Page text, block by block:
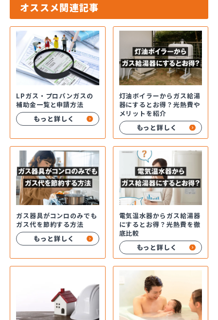
オススメ関連記事
LPガス・プロパンガスの
補助金一覧と申請方法
もっと詳しく
灯油ボイラーからガス給湯
器にするとお得？光熱費や
メリットを紹介
もっと詳しく
ガス器具がコンロのみでも
ガス代を節約する方法
もっと詳しく
電気温水器からガス給湯器
にするとお得？光熱費を徹
底比較
もっと詳しく